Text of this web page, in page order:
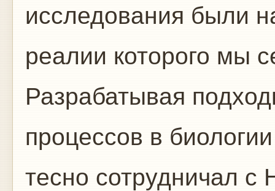
исследования были
реалии которого мы
Разрабатывая
процессов в
тесно сотрудничал